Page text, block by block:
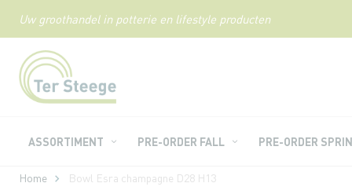
Uw groothandel in potterie en lifestyle producten
Ga
naar
de
inhoud
ASSORTIMENT PRE-ORDER FALL PRE-ORDER
Home Bowl Esra champagne D28 H13